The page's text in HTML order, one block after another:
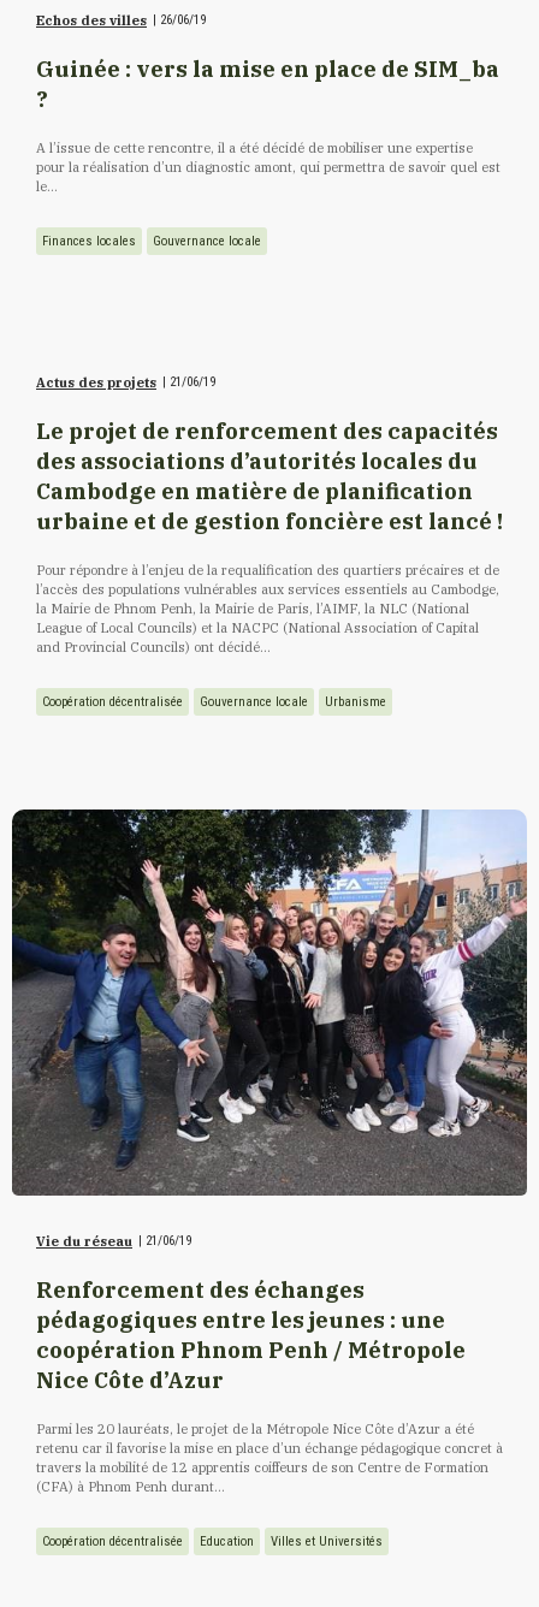
Echos des villes | 26/06/19
Guinée : vers la mise en place de SIM_ba
?
A l’issue de cette rencontre, il a été décidé de mobiliser une expertise
pour la réalisation d’un diagnostic amont, qui permettra de savoir quel est
le...
Finances locales Gouvernance locale
Actus des projets | 21/06/19
Le projet de renforcement des capacités
des associations d’autorités locales du
Cambodge en matière de planification
urbaine et de gestion foncière est lancé !
Pour répondre à l’enjeu de la requalification des quartiers précaires et de
l’accès des populations vulnérables aux services essentiels au Cambodge,
la Mairie de Phnom Penh, la Mairie de Paris, l’AIMF, la NLC (National
League of Local Councils) et la NACPC (National Association of Capital
and Provincial Councils) ont décidé...
Coopération décentralisée Gouvernance locale Urbanisme
Vie du réseau | 21/06/19
Renforcement des échanges
pédagogiques entre les jeunes : une
coopération Phnom Penh / Métropole
Nice Côte d’Azur
Parmi les 20 lauréats, le projet de la Métropole Nice Côte d’Azur a été
retenu car il favorise la mise en place d’un échange pédagogique concret à
travers la mobilité de 12 apprentis coiffeurs de son Centre de Formation
(CFA) à Phnom Penh durant...
Coopération décentralisée Education Villes et Universités